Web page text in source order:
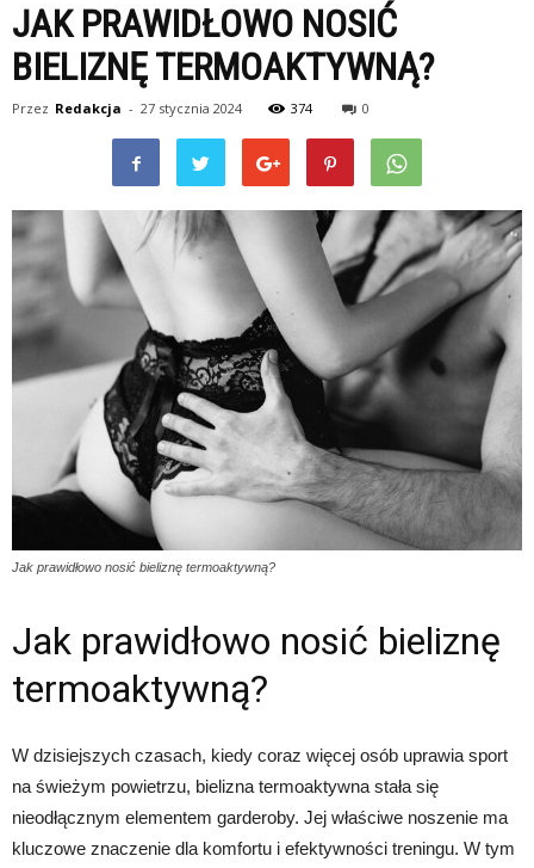
JAK PRAWIDŁOWO NOSIĆ
BIELIZNĘ TERMOAKTYWNĄ?
Przez Redakcja - 27 stycznia 2024 374 0
Jak prawidłowo nosić bieliznę termoaktywną?
Jak prawidłowo nosić bieliznę
termoaktywną?
W dzisiejszych czasach, kiedy coraz więcej osób uprawia sport
na świeżym powietrzu, bielizna termoaktywna stała się
nieodłącznym elementem garderoby. Jej właściwe noszenie ma
kluczowe znaczenie dla komfortu i efektywności treningu. W tym